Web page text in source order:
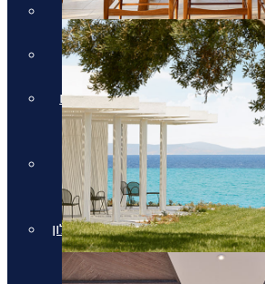
חבילות לרודוס
חבילות לפרבזה
חבילות למדיירה, פורטוגל והאיים
האזוריים
חבילות למלון Daios Cove
בכרתים
חבילות למלון Parklane Resort &
Spa